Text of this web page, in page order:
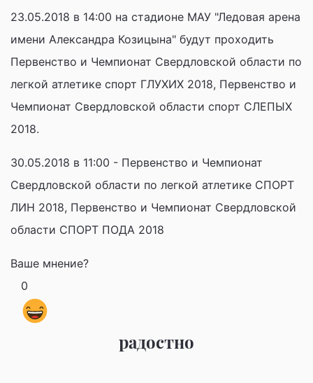
23.05.2018 в 14:00 на стадионе МАУ "Ледовая арена
имени Александра Козицына" будут проходить
Первенство и Чемпионат Свердловской области по
легкой атлетике спорт ГЛУХИХ 2018, Первенство и
Чемпионат Свердловской области спорт СЛЕПЫХ
2018.
30.05.2018 в 11:00 - Первенство и Чемпионат
Свердловской области по легкой атлетике СПОРТ
ЛИН 2018, Первенство и Чемпионат Свердловской
области СПОРТ ПОДА 2018
Ваше мнение?
0
радостно